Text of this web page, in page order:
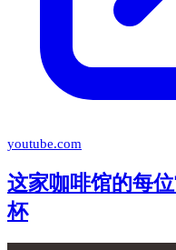
youtube.com
这家咖啡馆的每
杯